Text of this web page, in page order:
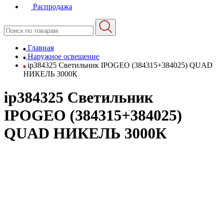
Распродажа
Главная
Наружное освещение
ip384325 Светильник IPOGEO (384315+384025) QUAD
НИКЕЛЬ 3000К
ip384325 Светильник
IPOGEO (384315+384025)
QUAD НИКЕЛЬ 3000К